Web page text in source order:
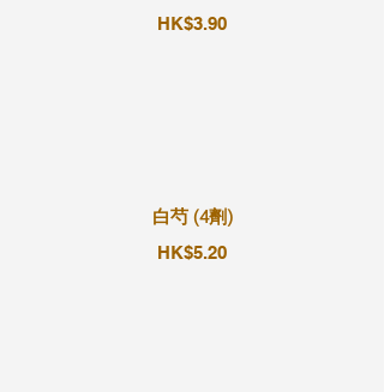
HK$3.90
白芍 (4劑)
HK$5.20